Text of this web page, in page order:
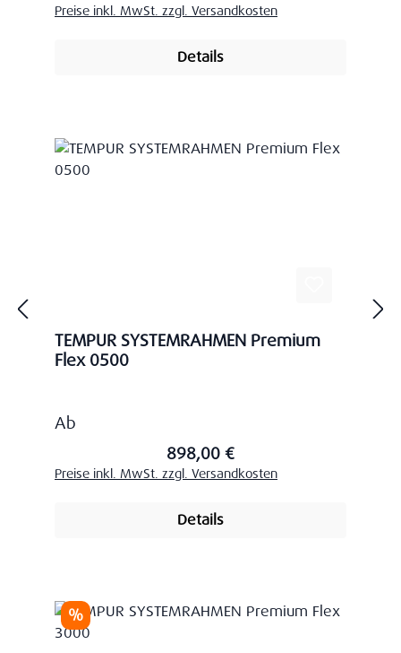
Preise inkl. MwSt. zzgl. Versandkosten
Details
TEMPUR SYSTEMRAHMEN Premium
Flex 0500
Regulärer Preis:
Ab
898,00 €
Preise inkl. MwSt. zzgl. Versandkosten
Details
Rabatt
%